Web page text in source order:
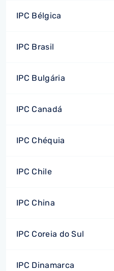
IPC Bélgica
IPC Brasil
IPC Bulgária
IPC Canadá
IPC Chéquia
IPC Chile
IPC China
IPC Coreia do Sul
IPC Dinamarca